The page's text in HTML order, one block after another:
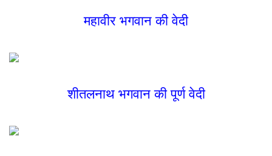
महावीर भगवान की वेदी
शीतलनाथ भगवान की पूर्ण वेदी